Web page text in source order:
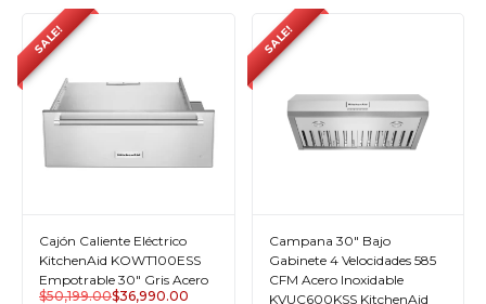
SALE!
Cajón Caliente Eléctrico
KitchenAid KOWT100ESS
Empotrable 30" Gris Acero
$50,199.00$36,990.00
SALE!
Campana 30" Bajo
Gabinete 4 Velocidades 585
CFM Acero Inoxidable
KVUC600KSS KitchenAid